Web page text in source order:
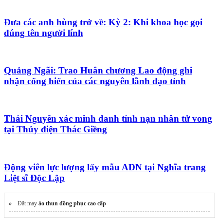
Đưa các anh hùng trở về: Kỳ 2: Khi khoa học gọi
đúng tên người lính
Quảng Ngãi: Trao Huân chương Lao động ghi
nhận cống hiến của các nguyên lãnh đạo tỉnh
Thái Nguyên xác minh danh tính nạn nhân tử vong
tại Thủy điện Thác Giềng
Động viên lực lượng lấy mẫu ADN tại Nghĩa trang
Liệt sĩ Độc Lập
Đặt may áo thun đồng phục cao cấp